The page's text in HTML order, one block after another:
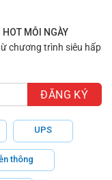
MỖI NGÀY
chương trình siêu hấp
UPS
thông